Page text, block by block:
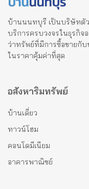
บ้านนนทบุรี เป็นบริษัทตั
บริการครบวงจรในธุรกิ
ว่าทรัพย์ที่มีการซื้อขายกั
ในราคาคุ้มค่าที่สุด
อสังหาริมทรัพย์
บ้านเดี่ยว
ทาวน์โฮม
คอนโดมีเนียม
อาคารพาณิชย์